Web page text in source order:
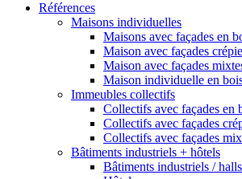
Références
Maisons individuelles
Maisons avec façades en
Maison avec façades
Maison avec façades
Maison individuelle en
Immeubles collectifs
Collectifs avec façades en
Collectifs avec façades
Collectifs avec façades
Bâtiments industriels + hôtels
Bâtiments industriels / halls